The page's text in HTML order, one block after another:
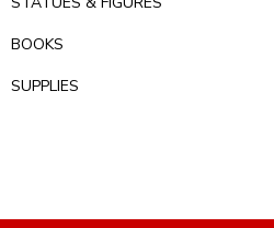
BOOKS
SUPPLIES